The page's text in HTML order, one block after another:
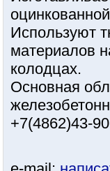
Используют
материалов
колодцах.
Основная
+7(4862)43-